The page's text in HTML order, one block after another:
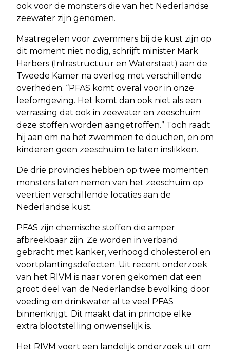
ook voor de monsters die van het Nederlandse
zeewater zijn genomen.
Maatregelen voor zwemmers bij de kust zijn op
dit moment niet nodig, schrijft minister Mark
Harbers (Infrastructuur en Waterstaat) aan de
Tweede Kamer na overleg met verschillende
overheden. “PFAS komt overal voor in onze
leefomgeving. Het komt dan ook niet als een
verrassing dat ook in zeewater en zeeschuim
deze stoffen worden aangetroffen.” Toch raadt
hij aan om na het zwemmen te douchen, en om
kinderen geen zeeschuim te laten inslikken.
De drie provincies hebben op twee momenten
monsters laten nemen van het zeeschuim op
veertien verschillende locaties aan de
Nederlandse kust.
PFAS zijn chemische stoffen die amper
afbreekbaar zijn. Ze worden in verband
gebracht met kanker, verhoogd cholesterol en
voortplantingsdefecten. Uit recent onderzoek
van het RIVM is naar voren gekomen dat een
groot deel van de Nederlandse bevolking door
voeding en drinkwater al te veel PFAS
binnenkrijgt. Dit maakt dat in principe elke
extra blootstelling onwenselijk is.
Het RIVM voert een landelijk onderzoek uit om